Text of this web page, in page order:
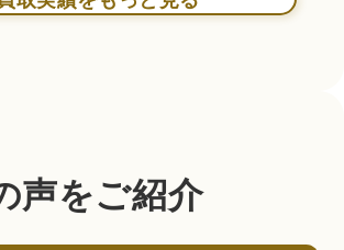
声をご紹介